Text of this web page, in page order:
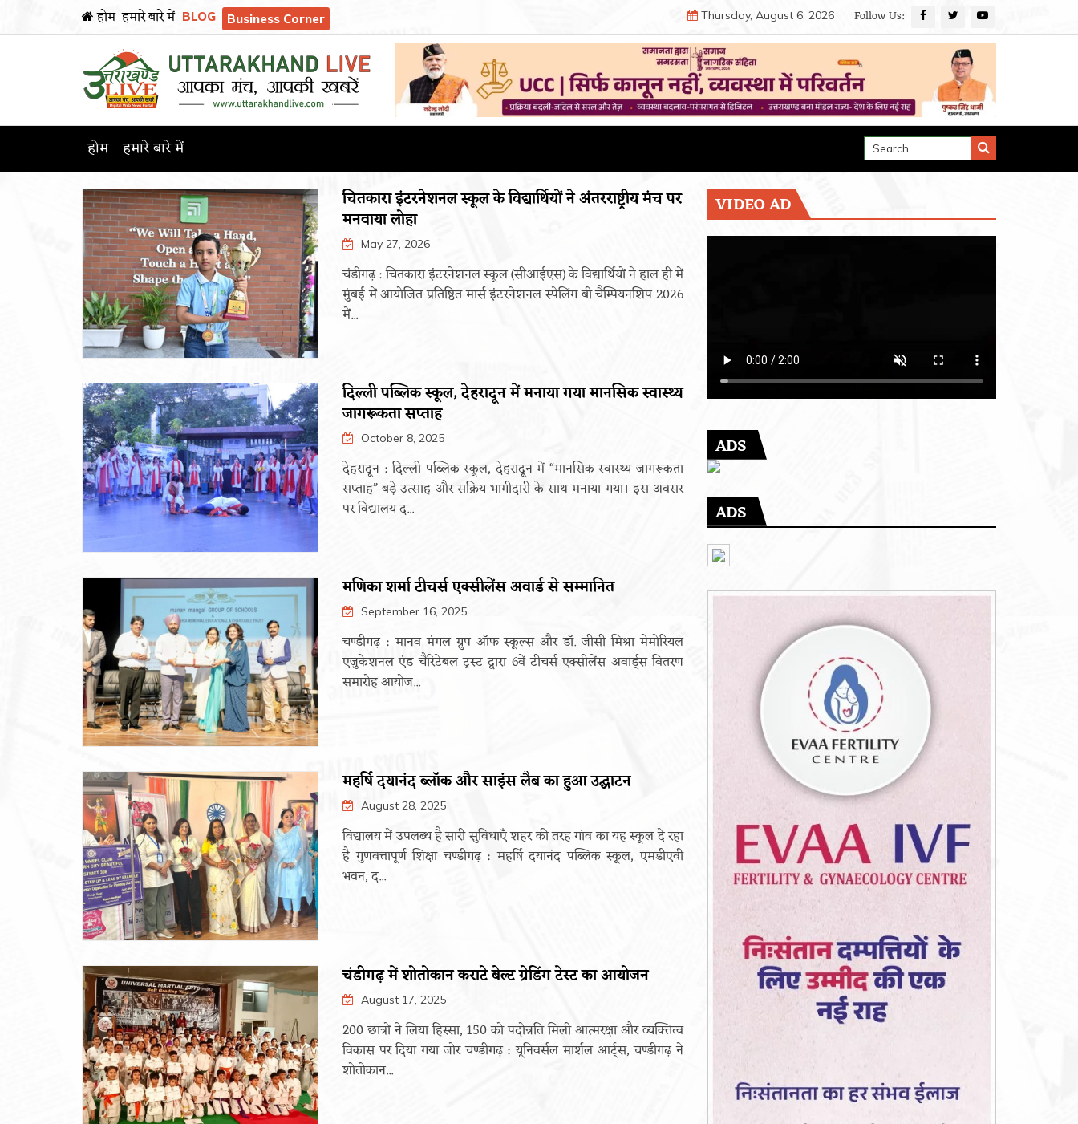
होम हमारे बारे में BLOG Business Corner Thursday, August 6, 2026 Follow Us:
होम हमारे बारे में
चितकारा इंटरनेशनल स्कूल के विद्यार्थियों ने अंतरराष्ट्रीय मंच पर
मनवाया लोहा
May 27, 2026
चंडीगढ़ : चितकारा इंटरनेशनल स्कूल (सीआईएस) के विद्यार्थियों ने हाल ही में
मुंबई में आयोजित प्रतिष्ठित मार्स इंटरनेशनल स्पेलिंग बी चैम्पियनशिप 2026
में...
दिल्ली पब्लिक स्कूल, देहरादून में मनाया गया मानसिक स्वास्थ्य
जागरूकता सप्ताह
October 8, 2025
देहरादून : दिल्ली पब्लिक स्कूल, देहरादून में “मानसिक स्वास्थ्य जागरूकता
सप्ताह” बड़े उत्साह और सक्रिय भागीदारी के साथ मनाया गया। इस अवसर
पर विद्यालय द...
मणिका शर्मा टीचर्स एक्सीलेंस अवार्ड से सम्मानित
September 16, 2025
चण्डीगढ़ : मानव मंगल ग्रुप ऑफ स्कूल्स और डॉ. जीसी मिश्रा मेमोरियल
एजुकेशनल एंड चैरिटेबल ट्रस्ट द्वारा 6वें टीचर्स एक्सीलेंस अवार्ड्स वितरण
समारोह आयोज...
महर्षि दयानंद ब्लॉक और साइंस लैब का हुआ उद्घाटन
August 28, 2025
विद्यालय में उपलब्ध है सारी सुविधाएँ शहर की तरह गांव का यह स्कूल दे रहा
है गुणवत्तापूर्ण शिक्षा चण्डीगढ़ : महर्षि दयानंद पब्लिक स्कूल, एमडीएवी
भवन, द...
चंडीगढ़ में शोतोकान कराटे बेल्ट ग्रेडिंग टेस्ट का आयोजन
August 17, 2025
200 छात्रों ने लिया हिस्सा, 150 को पदोन्नति मिली आत्मरक्षा और व्यक्तित्व
विकास पर दिया गया जोर चण्डीगढ़ : यूनिवर्सल मार्शल आर्ट्स, चण्डीगढ़ ने
शोतोकान...
VIDEO AD
ADS
ADS